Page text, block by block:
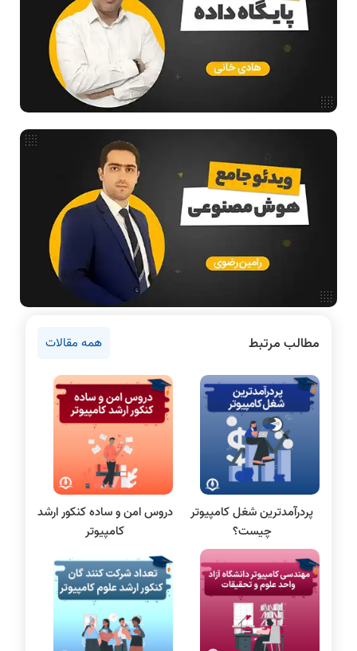
ساختمان داده
طراحی الگوریتم
هوش مصنوعی
فناوری
آمادگی برای کنکور
دانشگاه ها
اخبار آزمون ها
دروس مهندسی کامپیوتر
پایتون
سی شارپ
علم داده
مقاله نویسی
بلاکچین
پایگاه داده
الکترونیک دیجیتال
سیستم عامل
نظریه زبانها
سیگنال و سیستمها
مطالب مرتبط همه مقالات
پردرآمدترین شغل کامپیوتر
چیست؟
دروس امن و ساده کنکور ارشد
کامپیوتر